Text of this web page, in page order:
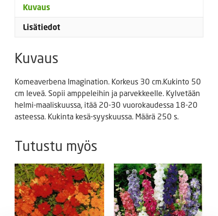
Kuvaus
Lisätiedot
Kuvaus
Komeaverbena Imagination. Korkeus 30 cm.Kukinto 50
cm leveä. Sopii amppeleihin ja parvekkeelle. Kylvetään
helmi-maaliskuussa, itää 20-30 vuorokaudessa 18-20
asteessa. Kukinta kesä-syyskuussa. Määrä 250 s.
Tutustu myös